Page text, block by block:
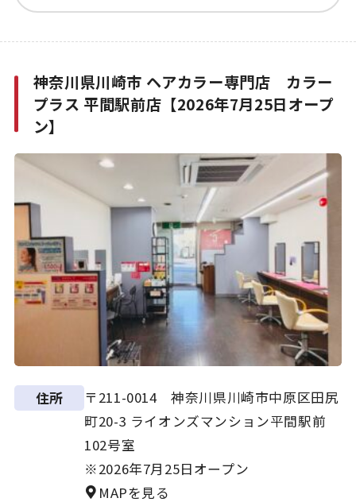
神奈川県川崎市 ヘアカラー専門店 カラー
プラス 平間駅前店【2026年7月25日オープ
ン】
住所
〒211-0014 神奈川県川崎市中原区田尻
町20-3 ライオンズマンション平間駅前
102号室
※2026年7月25日オープン
MAPを見る